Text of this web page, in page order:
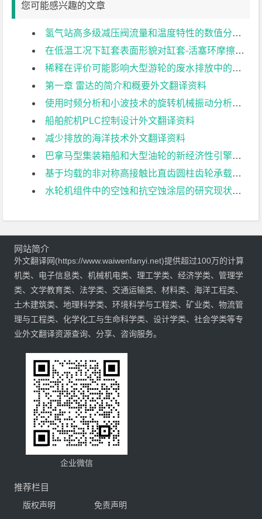
您可能感兴趣的文章
氢气站高多级减压阀流量和温度特性的数值分析外文翻译资料
在低温工况下缸套表面形貌对缸套-活塞环摩擦副摩擦磨损的影响外文翻译资料
稀释在评价可能影响大型游轮的废水排放中的意义外文翻译资料
第一章 雷达的简介和概要外文翻译资料
使用时频分析和小波技术的旋转机械振动分析外文翻译资料
船舶舵机PLC控制设计外文翻译资料
减少排放的海洋技术外文翻译资料
巴拿马型集装箱船和大型油轮的新经济性引擎外文翻译资料
基于均载的非对称高接触比直齿圆柱齿轮承载能力研究.外文翻译资料
水轮机组件中的空蚀和抗空蚀涂层的研究现状和发展需求外文翻译资料
网站简介
外文翻译网(https://www.waiwenfanyi.net)提供超过100万的计算
机类、电子信息类、机械机电类、理工学类、经济学类、管理学
类、文学教育类、法学类、交通运输类、材料类、海洋工程类、
土木建筑类、地理科学类、环境科学与工程类、矿业类、物流管
理与工程类、化学化工与生命科学类、设计学类、社会学类等专
业外文翻译资源查询、分享、咨询服务。
企业微信
推荐栏目
版权声明 免责声明